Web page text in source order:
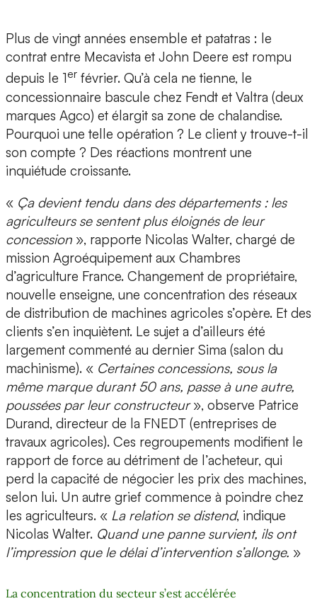
Plus de vingt années ensemble et patatras : le
contrat entre Mecavista et John Deere est rompu
depuis le 1er février. Qu’à cela ne tienne, le
concessionnaire bascule chez Fendt et Valtra (deux
marques Agco) et élargit sa zone de chalandise.
Pourquoi une telle opération ? Le client y trouve-t-il
son compte ? Des réactions montrent une
inquiétude croissante.
« Ça devient tendu dans des départements : les
agriculteurs se sentent plus éloignés de leur
concession », rapporte Nicolas Walter, chargé de
mission Agroéquipement aux Chambres
d’agriculture France. Changement de propriétaire,
nouvelle enseigne, une concentration des réseaux
de distribution de machines agricoles s’opère. Et des
clients s’en inquiètent. Le sujet a d’ailleurs été
largement commenté au dernier Sima (salon du
machinisme). « Certaines concessions, sous la
même marque durant 50 ans, passe à une autre,
poussées par leur constructeur», observe Patrice
Durand, directeur de la FNEDT (entreprises de
travaux agricoles). Ces regroupements modifient le
rapport de force au détriment de l’acheteur, qui
perd la capacité de négocier les prix des machines,
selon lui. Un autre grief commence à poindre chez
les agriculteurs. « La relation se distend, indique
Nicolas Walter. Quand une panne survient, ils ont
l’impression que le délai d’intervention s’allonge. »
La concentration du secteur s’est accélérée